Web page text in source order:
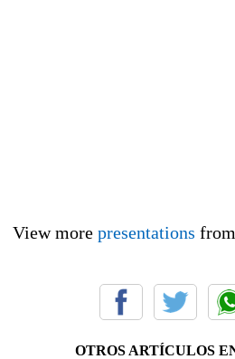
View more presentations from
OTROS ARTÍCULOS